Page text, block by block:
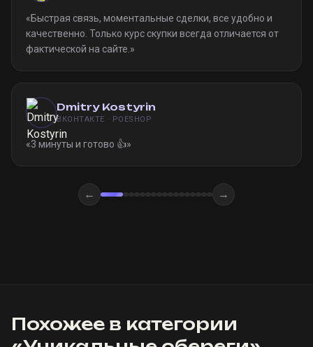
«Быстрая связь, моментальные сделки, все удобно и
качественно. Только курс скупки всегда отличается от
фактической на сайте. »
Dmitry Kostyrin
ВКОНТАКТЕ · POESHOP
«3 минуты и готово 👍»
← →
Похожее в категории